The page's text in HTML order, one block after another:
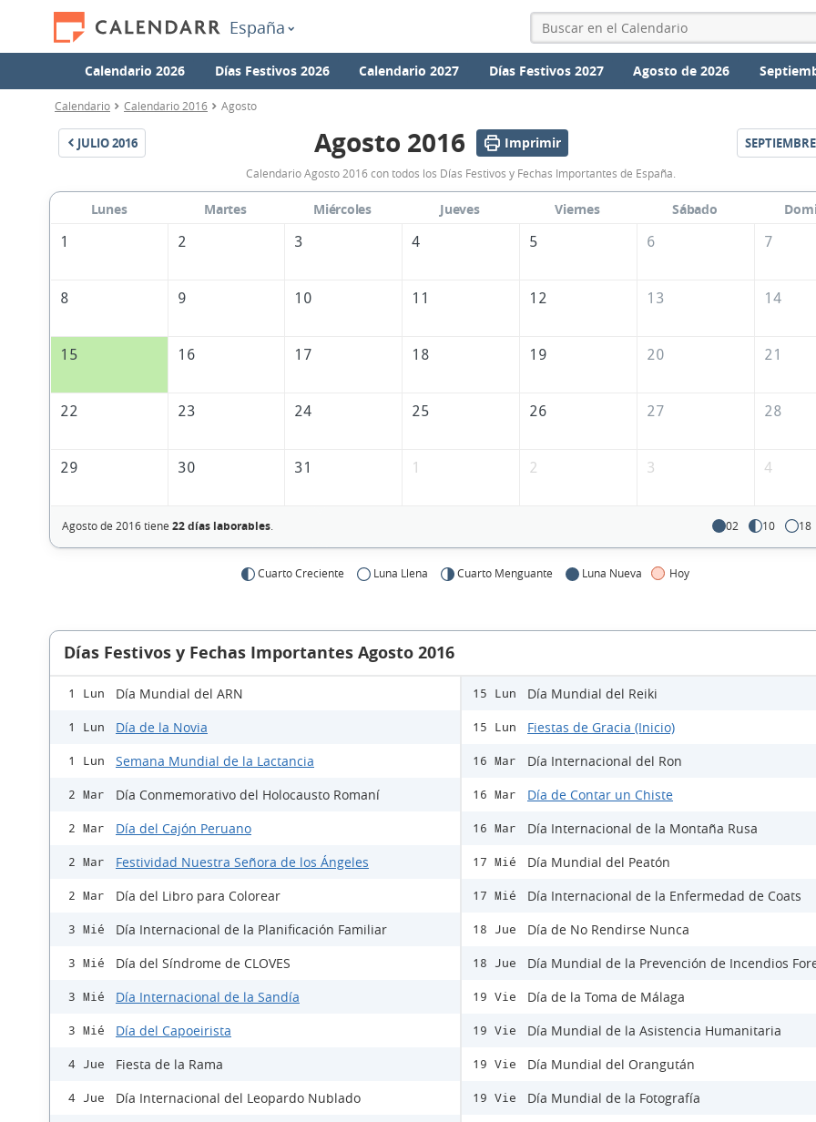
España
Calendario 2026 Días Festivos 2026 Calendario 2027 Días Festivos 2027 Agosto de 2026
Calendario Calendario 2016 Agosto
JULIO2016
Calendario
Agosto
2016
Agosto 2016 Imprimir SEPTIEMBRE
Calendario Agosto 2016 con todos los Días Festivos y Fechas Importantes de España.
Lunes Martes Miércoles Jueves Viernes Sábado
1
2 3 4 5 6 7
8 9 10 11 12 13 14
15 16 17 18 19 20 21
22 23 24 25 26 27 28
29 30 31 1 2 3 4
Agosto de 2016 tiene 22 días laborables. 02 10 18
Cuarto Creciente Luna Llena Cuarto Menguante Luna Nueva Hoy
Días Festivos y Fechas Importantes Agosto 2016
1 Lun Día Mundial del ARN
1 Lun Día de la Novia
1 Lun Semana Mundial de la Lactancia
2 Mar Día Conmemorativo del Holocausto Romaní
2 Mar Día del Cajón Peruano
2 Mar Festividad Nuestra Señora de los Ángeles
2 Mar Día del Libro para Colorear
3 Mié Día Internacional de la Planificación Familiar
3 Mié Día del Síndrome de CLOVES
3 Mié Día Internacional de la Sandía
3 Mié Día del Capoeirista
4 Jue Fiesta de la Rama
4 Jue Día Internacional del Leopardo Nublado
15 Lun Día Mundial del Reiki
15 Lun Fiestas de Gracia (Inicio)
16 Mar Día Internacional del Ron
16 Mar Día de Contar un Chiste
16 Mar Día Internacional de la Montaña Rusa
17 Mié Día Mundial del Peatón
17 Mié Día Internacional de la Enfermedad de Coats
18 Jue Día de No Rendirse Nunca
18 Jue Día Mundial de la Prevención de Incendios
19 Vie Día de la Toma de Málaga
19 Vie Día Mundial de la Asistencia Humanitaria
19 Vie Día Mundial del Orangután
19 Vie Día Mundial de la Fotografía